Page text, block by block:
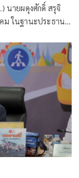
นายผดุงศักดิ์ สรุจิ
ม ในฐานะประธาน
กรานต์